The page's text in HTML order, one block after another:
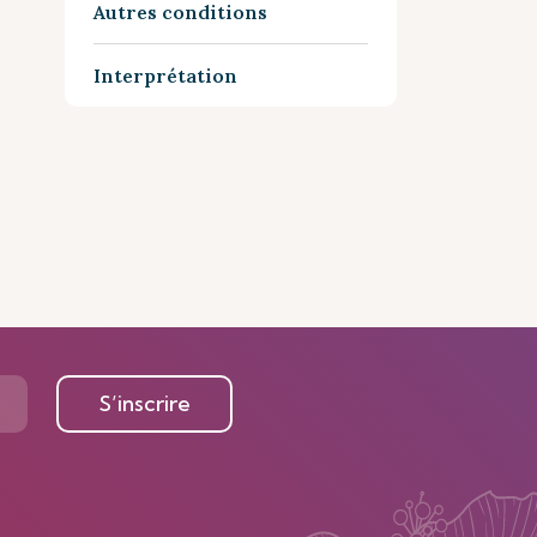
Autres conditions
Interprétation
S’inscrire